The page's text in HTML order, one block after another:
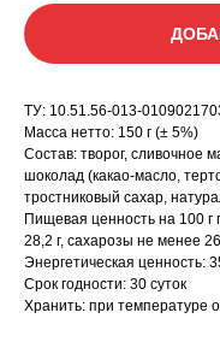
ТУ: 10.51.56-013-
Масса нетто: 150 г (± 5%)
Состав: творог, сливочное
шоколад (какао-масло,
тростниковый сахар,
Пищевая ценность на 100 г
28,2 г, сахарозы не менее
Энергетическая ценность:
Срок годности: 30 суток
Хранить: при температуре